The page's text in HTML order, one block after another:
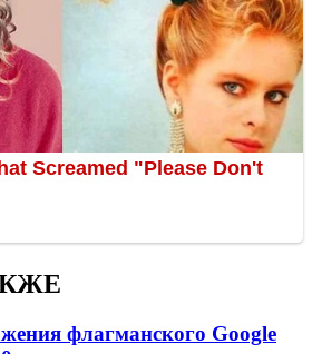
флагманского Google